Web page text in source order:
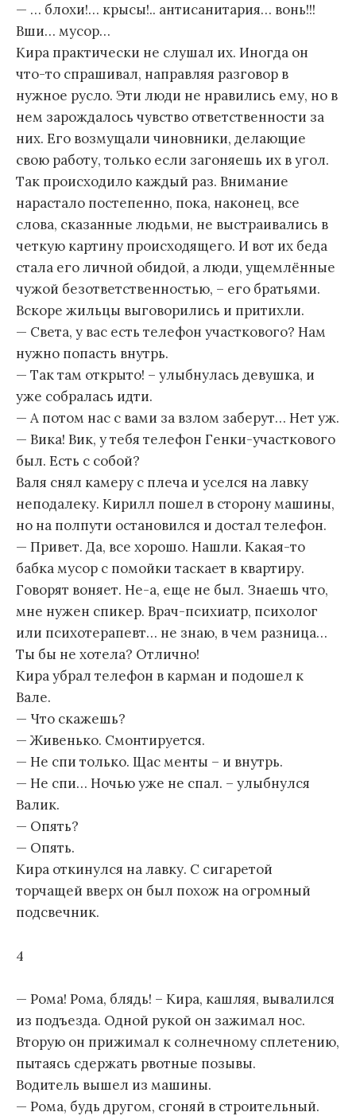
— … блохи!… крысы!.. антисанитария… вонь!!!
Вши… мусор…
Кира практически не слушал их. Иногда он
что-то спрашивал, направляя разговор в
нужное русло. Эти люди не нравились ему, но в
нем зарождалось чувство ответственности за
них. Его возмущали чиновники, делающие
свою работу, только если загоняешь их в угол.
Так происходило каждый раз. Внимание
нарастало постепенно, пока, наконец, все
слова, сказанные людьми, не выстраивались в
четкую картину происходящего. И вот их беда
стала его личной обидой, а люди, ущемлённые
чужой безответственностью, – его братьями.
Вскоре жильцы выговорились и притихли.
— Света, у вас есть телефон участкового? Нам
нужно попасть внутрь.
— Так там открыто! – улыбнулась девушка, и
уже собралась идти.
— А потом нас с вами за взлом заберут… Нет уж.
— Вика! Вик, у тебя телефон Генки-участкового
был. Есть с собой?
Валя снял камеру с плеча и уселся на лавку
неподалеку. Кирилл пошел в сторону машины,
но на полпути остановился и достал телефон.
— Привет. Да, все хорошо. Нашли. Какая-то
бабка мусор с помойки таскает в квартиру.
Говорят воняет. Не-а, еще не был. Знаешь что,
мне нужен спикер. Врач-психиатр, психолог
или психотерапевт… не знаю, в чем разница…
Ты бы не хотела? Отлично!
Кира убрал телефон в карман и подошел к
Вале.
— Что скажешь?
— Живенько. Смонтируется.
— Не спи только. Щас менты – и внутрь.
— Не спи… Ночью уже не спал. – улыбнулся
Валик.
— Опять?
— Опять.
Кира откинулся на лавку. С сигаретой
торчащей вверх он был похож на огромный
подсвечник.
4
— Рома! Рома, блядь! – Кира, кашляя, вывалился
из подъезда. Одной рукой он зажимал нос.
Вторую он прижимал к солнечному сплетению,
пытаясь сдержать рвотные позывы.
Водитель вышел из машины.
— Рома, будь другом, сгоняй в строительный.